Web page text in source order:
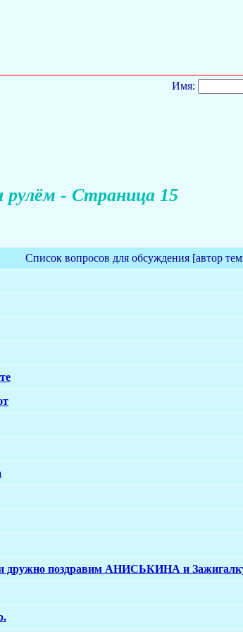
Имя:
рулём - Страница 15
Список вопросов для обсуждения [автор
и дружно поздравим АНИСЬКИНА и